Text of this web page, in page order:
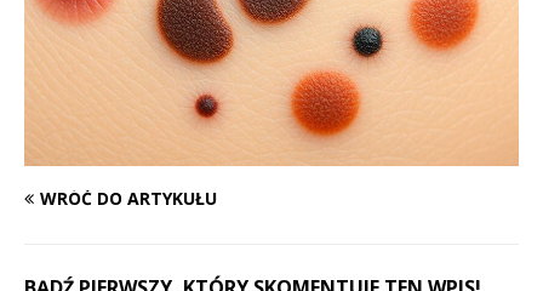
WRÓĆ DO ARTYKUŁU